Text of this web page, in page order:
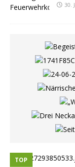
30.
TOP